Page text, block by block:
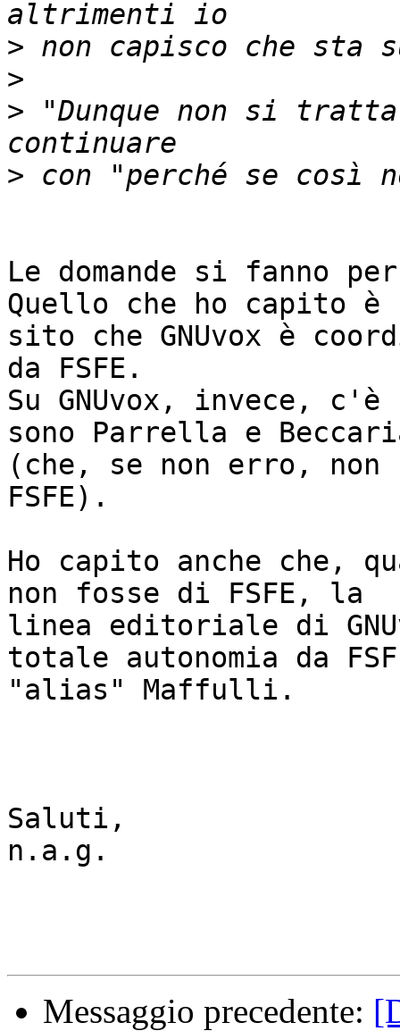
>
>
> "Dunque non si
>
Le domande si fanno
Quello che ho capito è
sito che GNUvox è
da FSFE.
Su GNUvox, invece,
sono Parrella e
(che, se non erro, non
FSFE).
Ho capito anche che,
non fosse di FSFE, la
linea editoriale di
totale autonomia da
"alias" Maffulli.
Saluti,
n.a.g.
Messaggio precedente: